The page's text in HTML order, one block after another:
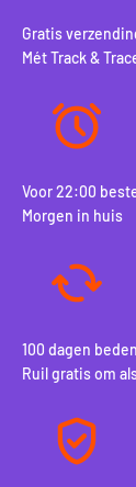
Gratis
Mét Track &
Voor 22:00
Morgen in huis
100 dagen
Ruil gratis om